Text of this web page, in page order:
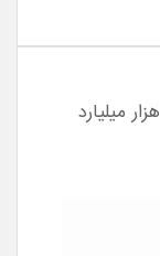
ارزش معامله های بورس انرژی به ١٦ هزار میلیارد